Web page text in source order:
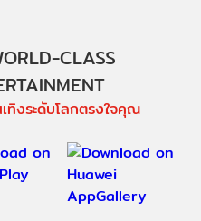
CLASS
ทิงระดับโลกตรงใจคุณ